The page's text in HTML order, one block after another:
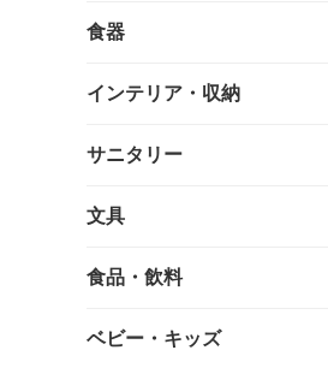
食器
インテリア・収納
サニタリー
文具
食品・飲料
ベビー・キッズ